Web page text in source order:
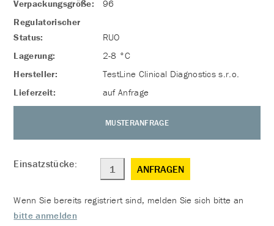
Verpackungsgröße:
96
Regulatorischer
Status:
RUO
Lagerung:
2-8 °C
Hersteller:
TestLine Clinical Diagnostics s.r.o.
Lieferzeit:
auf Anfrage
MUSTERANFRAGE
Einsatzstücke: ANFRAGEN
Wenn Sie bereits registriert sind, melden Sie sich bitte an
bitte anmelden